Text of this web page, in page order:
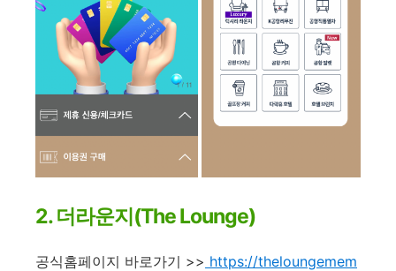
2. 더라운지(The Lounge)
공식홈페이지 바로가기 >> https://theloungemem